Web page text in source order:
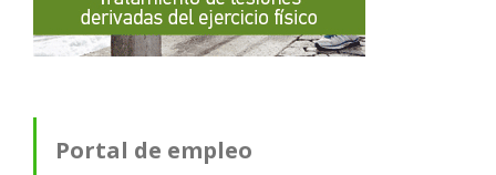
Portal de empleo